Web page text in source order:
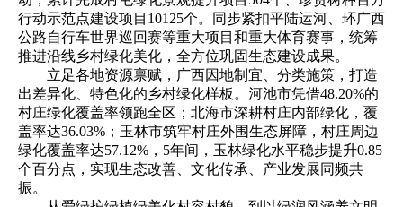
行动示范点建设项目10125个。同步紧扣平陆运河、环广西
公路自行车世界巡回赛等重大项目和重大体育赛事，统筹
推进沿线乡村绿化美化，全方位巩固生态建设成果。
立足各地资源禀赋，广西因地制宜、分类施策，打造
出差异化、特色化的乡村绿化样板。河池市凭借48.20%的
村庄绿化覆盖率领跑全区；北海市深耕村庄内部绿化，覆
盖率达36.03%；玉林市筑牢村庄外围生态屏障，村庄周边
绿化覆盖率达57.12%，5年间，玉林绿化水平稳步提升0.85
个百分点，实现生态改善、文化传承、产业发展同频共
振。